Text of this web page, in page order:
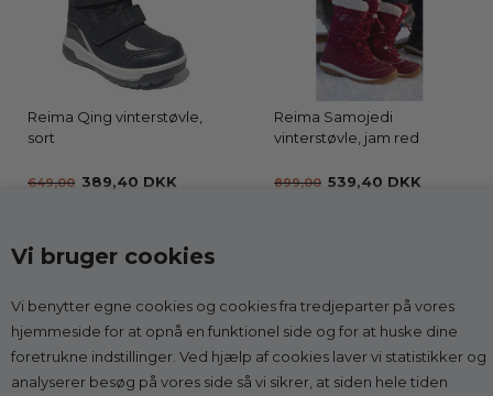
Vi bruger cookies
Vi benytter egne cookies og cookies fra tredjeparter på vores
hjemmeside for at opnå en funktionel side og for at huske dine
foretrukne indstillinger. Ved hjælp af cookies laver vi statistikker og
analyserer besøg på vores side så vi sikrer, at siden hele tiden
Reima Qing vinterstøvle,
sort
649,00 389,40 DKK
Reima Samojedi
vinterstøvle, jam red
899,00 539,40 DKK
Kontakt
Godesko.dk